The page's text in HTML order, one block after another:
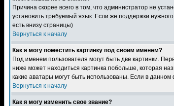
Причина скорее всего в том, что администратор не
установить требуемый язык. Если же поддержки
есть внизу страницы)
Вернуться к началу
Как я могу поместить картинку под своим именем?
Под именем пользователя могут быть две картинки.
ниже может находиться картинка побольше, которая
какие аватары могут быть использованы. Если в
Вернуться к началу
Как я могу изменить свое звание?